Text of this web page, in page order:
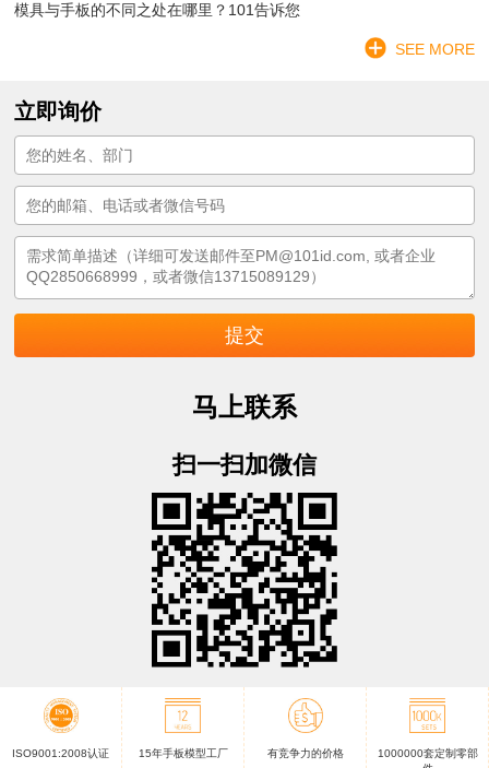
模具与手板的不同之处在哪里？101告诉您
SEE MORE
立即询价
马上联系
扫一扫加微信
ISO9001:2008认证 15年手板模型工厂 有竞争力的价格
1000000套定制零部